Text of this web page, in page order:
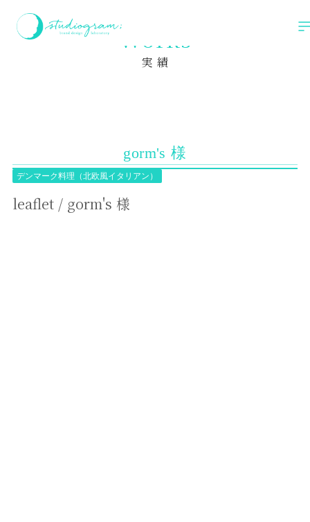
ホーム
Works
実 績
gorm's 様
デンマーク料理（北欧風イタリアン）
leaflet / gorm's 様